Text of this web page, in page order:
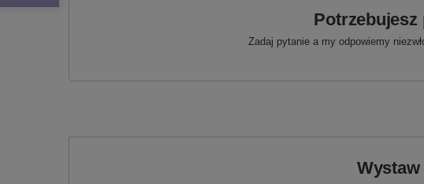
Potrzebujesz
Zadaj pytanie a my odpowiemy